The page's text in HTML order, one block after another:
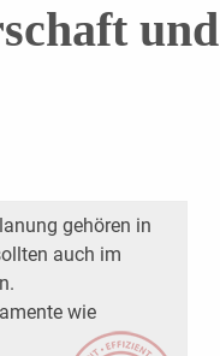
und
gehören in
auch im
wie